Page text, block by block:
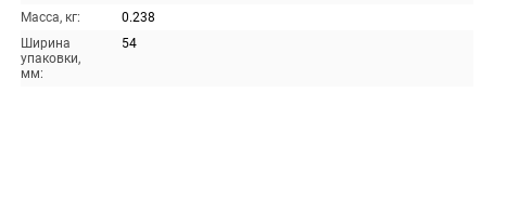
Масса, кг:
0.238
Ширина
упаковки,
мм:
54